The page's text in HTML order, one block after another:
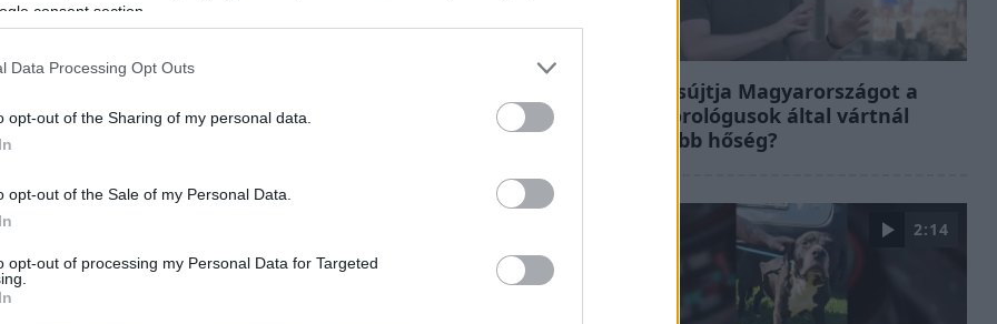
consent section.
Data Processing Opt Outs
opt-out of the Sharing of my personal data.
opt-out of the Sale of my Personal Data.
opt-out of processing my Personal Data for Targeted
mindennapi tehetségéről: megmutatta,
többek között egy gorillát, egy gekkót,
Nézd meg a parádés jelenetet!
Miért sújtja Magyarországot a
meteorológusok által vártnál
nagyobb hőség?
2:14